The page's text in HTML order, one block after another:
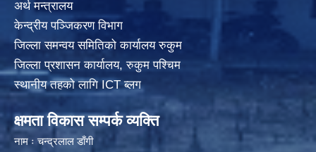
अर्थ मन्त्रालय
केन्द्रीय पञ्जिकरण विभाग
जिल्ला समन्वय समितिको कार्यालय रुकुम
जिल्ला प्रशासन कार्यालय, रुकुम पश्चिम
स्थानीय तहको लागि ICT ब्लग
क्षमता विकास सम्पर्क व्यक्ति
नाम ः चन्द्रलाल डाँगी